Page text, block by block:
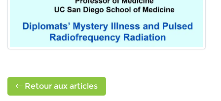
Retour aux articles